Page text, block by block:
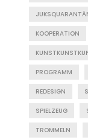
KOOPERATION
PROGRAMM
REDESIGN
SPIELZEUG
TROMMELN